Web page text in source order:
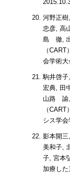
河野正
忠彦, 高
島 徹,
（
会学術大
駒井啓
宏典, 田
山路 諭,
（
シス学
影本開
美和子,
子, 宮本
加療し